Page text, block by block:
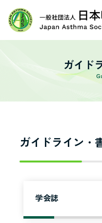
ガイド
ガイドライン・
学会誌